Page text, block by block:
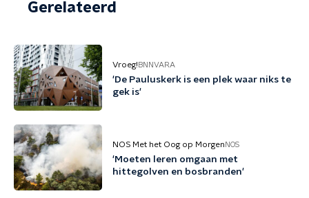
Gerelateerd
Vroeg! BNNVARA
'De Pauluskerk is een plek waar niks te
gek is'
NOS Met het Oog op Morgen NOS
'Moeten leren omgaan met
hittegolven en bosbranden'